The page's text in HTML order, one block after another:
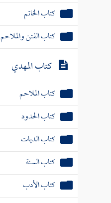
كتاب الخاتم
كتاب الفتن والملاحم
كتاب المهدي
كتاب الملاحم
كتاب الحدود
كتاب الديات
كتاب السنة
كتاب الأدب